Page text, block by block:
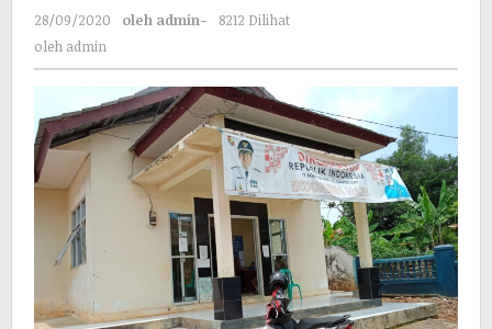
28/09/2020 oleh admin-
8212 Dilihat
oleh admin